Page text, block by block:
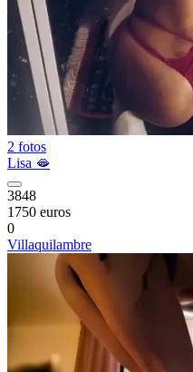
2 fotos
Lisa 🫦
3848
1750 euros
0
Villaquilambre